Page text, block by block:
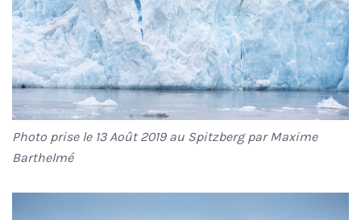
Photo prise le 13 Août 2019 au Spitzberg par Maxime
Barthelmé